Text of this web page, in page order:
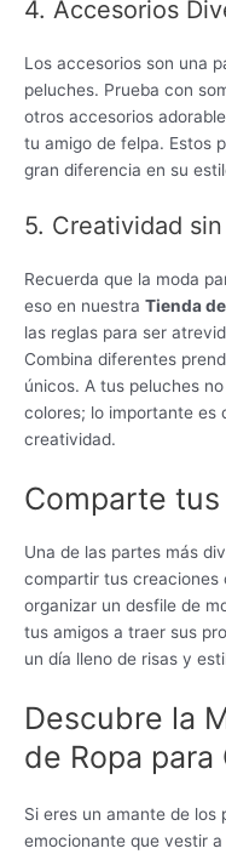
4. Accesorios
Los accesorios son una
peluches. Prueba con
otros accesorios
tu amigo de felpa. Estos
gran diferencia en su
5. Creatividad
Recuerda que la moda
eso en nuestra Tienda
las reglas para ser
Combina diferentes
únicos. A tus peluches
colores; lo importante es
creatividad.
Comparte
Una de las partes más
compartir tus creaciones
organizar un desfile de
tus amigos a traer sus
un día lleno de risas y
Descubre la
de Ropa
Si eres un amante de los
emocionante que vestir